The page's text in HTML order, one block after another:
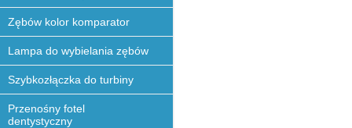
Zębów kolor komparator
Lampa do wybielania zębów
Szybkozłączka do turbiny
Przenośny fotel
dentystyczny